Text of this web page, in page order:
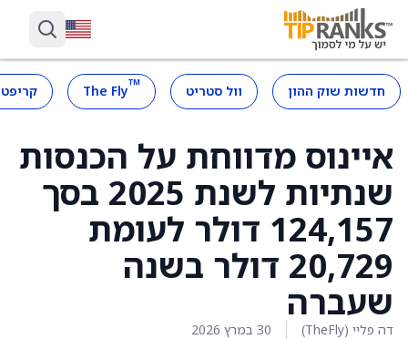
חדשות שוק ההון וול סטריט ™
The Fly
איינוס מדווחת על הכנסות
שנתיות לשנת 2025 בסך
124,157 דולר לעומת
20,729 דולר בשנה
שעברה
דה פליי (TheFly) 30 במרץ 2026